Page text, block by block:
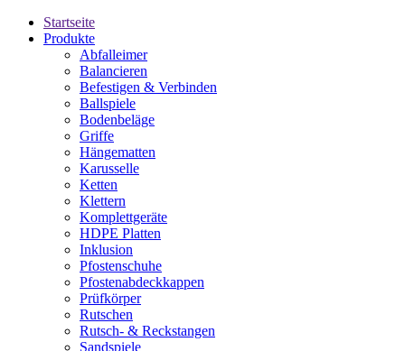
Startseite
Produkte
Abfalleimer
Balancieren
Befestigen & Verbinden
Ballspiele
Bodenbeläge
Griffe
Hängematten
Karusselle
Ketten
Klettern
Komplettgeräte
HDPE Platten
Inklusion
Pfostenschuhe
Pfostenabdeckkappen
Prüfkörper
Rutschen
Rutsch- & Reckstangen
Sandspiele